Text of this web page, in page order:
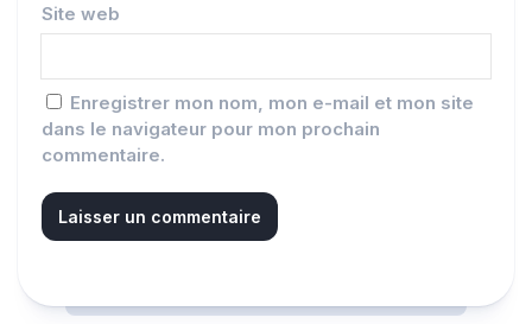
Site web
Enregistrer mon nom, mon e-mail et mon site
dans le navigateur pour mon prochain
commentaire.